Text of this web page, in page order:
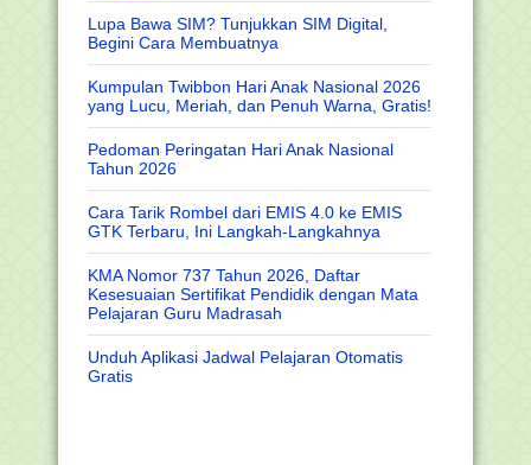
Lupa Bawa SIM? Tunjukkan SIM Digital,
Begini Cara Membuatnya
Kumpulan Twibbon Hari Anak Nasional 2026
yang Lucu, Meriah, dan Penuh Warna, Gratis!
Pedoman Peringatan Hari Anak Nasional
Tahun 2026
Cara Tarik Rombel dari EMIS 4.0 ke EMIS
GTK Terbaru, Ini Langkah-Langkahnya
KMA Nomor 737 Tahun 2026, Daftar
Kesesuaian Sertifikat Pendidik dengan Mata
Pelajaran Guru Madrasah
Unduh Aplikasi Jadwal Pelajaran Otomatis
Gratis